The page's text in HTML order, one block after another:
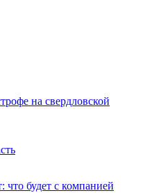
на свердловской
будет с компанией